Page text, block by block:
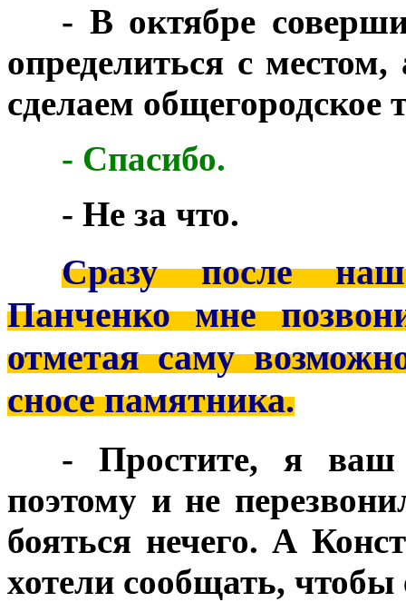
- В октябре
определиться с
сделаем общегородское
- Спасибо.
- Не за что.
Сразу после
Панченко мне
отметая саму
сносе памятника.
- Простите, я ваш
поэтому и не
бояться нечего. А
хотели сообщать, чтобы